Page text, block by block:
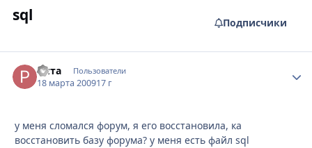
sql Подписчики
Рита Пользователи
18 марта 200917 г
у меня сломался форум, я его восстановила, ка
восстановить базу форума? у меня есть файл sql